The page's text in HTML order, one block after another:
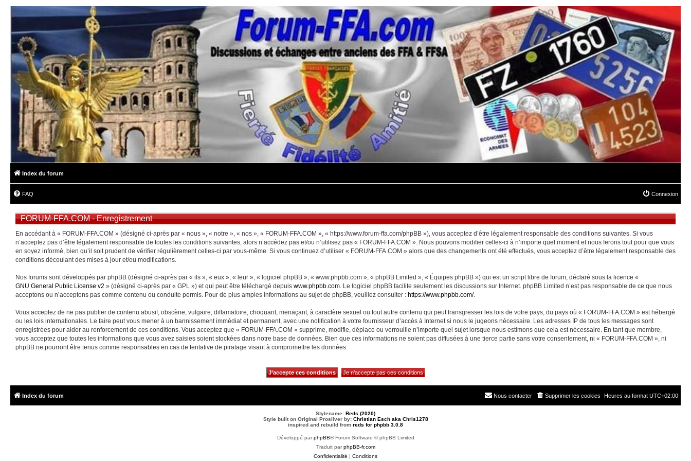
Index du forum
FAQ Connexion
FORUM-FFA.COM - Enregistrement
En accédant à « FORUM-FFA.COM » (désigné ci-après par « nous », « notre », « nos », « FORUM-FFA.COM », « https://www.forum-ffa.com/phpBB »), vous acceptez d’être légalement responsable des conditions suivantes. Si vous
n’acceptez pas d’être légalement responsable de toutes les conditions suivantes, alors n’accédez pas et/ou n’utilisez pas « FORUM-FFA.COM ». Nous pouvons modifier celles-ci à n’importe quel moment et nous ferons tout pour que vous
en soyez informé, bien qu’il soit prudent de vérifier régulièrement celles-ci par vous-même. Si vous continuez d’utiliser « FORUM-FFA.COM » alors que des changements ont été effectués, vous acceptez d’être légalement responsable des
conditions découlant des mises à jour et/ou modifications.
Nos forums sont développés par phpBB (désigné ci-après par « ils », « eux », « leur », « logiciel phpBB », « www.phpbb.com », « phpBB Limited », « Équipes phpBB ») qui est un script libre de forum, déclaré sous la licence «
GNU General Public License v2 » (désigné ci-après par « GPL ») et qui peut être téléchargé depuis www.phpbb.com. Le logiciel phpBB facilite seulement les discussions sur Internet. phpBB Limited n’est pas responsable de ce que nous
acceptons ou n’acceptons pas comme contenu ou conduite permis. Pour de plus amples informations au sujet de phpBB, veuillez consulter : https://www.phpbb.com/.
Vous acceptez de ne pas publier de contenu abusif, obscène, vulgaire, diffamatoire, choquant, menaçant, à caractère sexuel ou tout autre contenu qui peut transgresser les lois de votre pays, du pays où « FORUM-FFA.COM » est hébergé
ou les lois internationales. Le faire peut vous mener à un bannissement immédiat et permanent, avec une notification à votre fournisseur d’accès à Internet si nous le jugeons nécessaire. Les adresses IP de tous les messages sont
enregistrées pour aider au renforcement de ces conditions. Vous acceptez que « FORUM-FFA.COM » supprime, modifie, déplace ou verrouille n’importe quel sujet lorsque nous estimons que cela est nécessaire. En tant que membre,
vous acceptez que toutes les informations que vous avez saisies soient stockées dans notre base de données. Bien que ces informations ne soient pas diffusées à une tierce partie sans votre consentement, ni « FORUM-FFA.COM », ni
phpBB ne pourront être tenus comme responsables en cas de tentative de piratage visant à compromettre les données.
Index du forum Heures au format UTC+02:00
Supprimer les cookies
Nous contacter
Stylename: Reds (2020)
Style built on Original Prosilver by: Christian Esch aka Chris1278
inspired and rebuild from reds for phpbb 3.0.8
Développé parphpBB® Forum Software © phpBB Limited
Traduit parphpBB-fr.com
Confidentialité | Conditions